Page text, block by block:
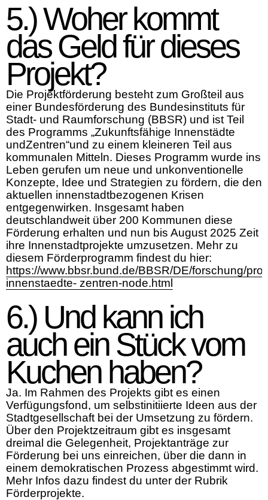
5.) Woher kommt
das Geld für dieses
Projekt?
Die Projektförderung besteht zum Großteil aus
einer Bundesförderung des Bundesinstituts für
Stadt- und Raumforschung (BBSR) und ist Teil
des Programms „Zukunftsfähige Innenstädte
undZentren“und zu einem kleineren Teil aus
kommunalen Mitteln. Dieses Programm wurde ins
Leben gerufen um neue und unkonventionelle
Konzepte, Idee und Strategien zu fördern, die den
aktuellen innenstadtbezogenen Krisen
entgegenwirken. Insgesamt haben
deutschlandweit über 200 Kommunen diese
Förderung erhalten und nun bis August 2025 Zeit
ihre Innenstadtprojekte umzusetzen. Mehr zu
diesem Förderprogramm findest du hier:
https://www.bbsr.bund.de/BBSR/DE/forschung/
innenstaedte- zentren-node.html
6.) Und kann ich
auch ein Stück vom
Kuchen haben?
Ja. Im Rahmen des Projekts gibt es einen
Verfügungsfond, um selbstinitiierte Ideen aus der
Stadtgesellschaft bei der Umsetzung zu fördern.
Über den Projektzeitraum gibt es insgesamt
dreimal die Gelegenheit, Projektanträge zur
Förderung bei uns einreichen, über die dann in
einem demokratischen Prozess abgestimmt wird.
Mehr Infos dazu findest du unter der Rubrik
Förderprojekte.